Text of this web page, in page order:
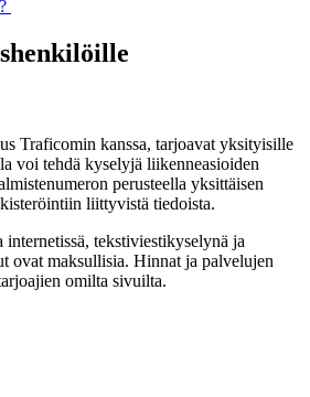
Traficomin kanssa, tarjoavat yksityisille
voi tehdä kyselyjä liikenneasioiden
perusteella yksittäisen
liittyvistä tiedoista.
internetissä, tekstiviestikyselynä ja
ovat maksullisia. Hinnat ja palvelujen
omilta sivuilta.